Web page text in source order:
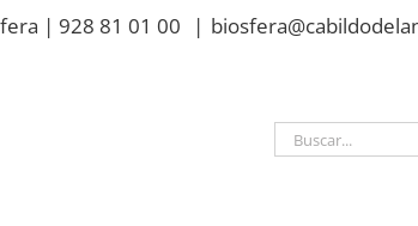
| 928 81 01 00 |
Buscar: